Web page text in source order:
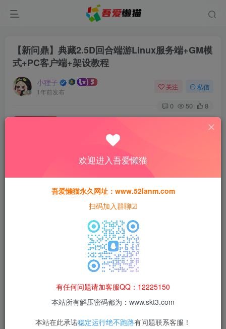
【新问鼎】典藏2.5D回合端游Linux服务端+GM模
式+PC客户端+架设教程
小狸子
1年前发布
关注 私信
0 50 8
此内容为付费资源，请付费后查看
猫粮30
黄金会员猫粮15 钻石会员 免费
本站所有资源均为网络收集整理而来，仅供学习研究使用，请在下
载后24h内删除，谢谢合作！
本站资源仅用于学习交流，禁止商业运营与违法、侵权
果由使用者自行承担。
欢迎进入吾爱懒猫
吾爱懒猫永久网址：www.52lanm.com
扫码加入群聊☑
有任何问题请加客服QQ：12225150
本站所有解压密码都为：www.skt3.com
本站在此承诺稳定运行绝不跑路有问题联系客服！